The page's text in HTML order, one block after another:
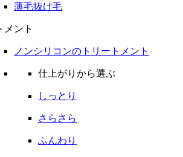
薄毛抜け毛
メント
ノンシリコンのトリートメント
仕上がりから選ぶ
しっとり
さらさら
ふんわり